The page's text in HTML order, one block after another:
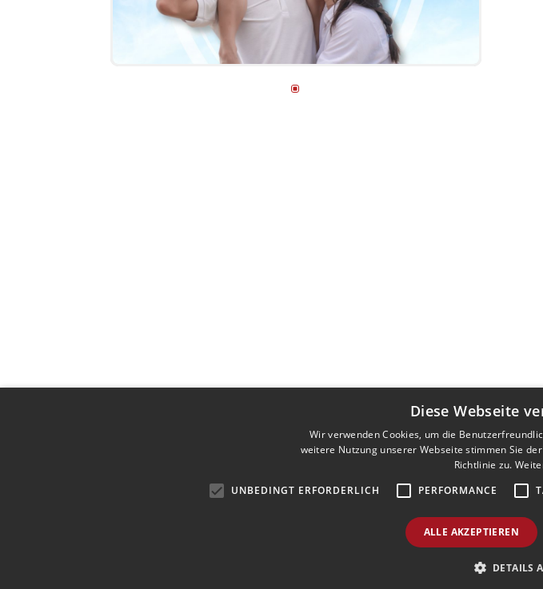
Diese Webseite
Wir verwenden Cookies, um die
weitere Nutzung unserer Webseite stimmen Sie
Richtlinie zu.
UNBEDINGT ERFORDERLICH
PERFORMANCE
ALLE AKZEPTIEREN
DETAILS